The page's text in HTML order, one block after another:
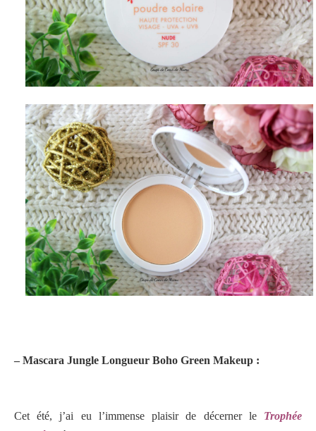
– Mascara Jungle Longueur Boho Green Makeup :
Cet été, j’ai eu l’immense plaisir de décerner le Trophée